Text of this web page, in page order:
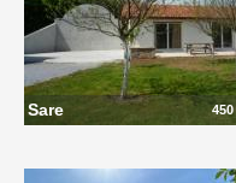
Sare 450